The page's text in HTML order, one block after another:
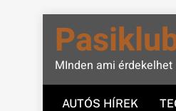
content
MInden ami érdekelhet
AUTÓS HÍREK